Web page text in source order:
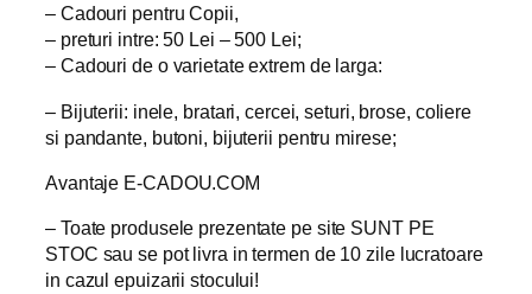
– Cadouri pentru Copii,
– preturi intre: 50 Lei – 500 Lei;
– Cadouri de o varietate extrem de larga:
– Bijuterii: inele, bratari, cercei, seturi, brose, coliere
si pandante, butoni, bijuterii pentru mirese;
Avantaje E-CADOU.COM
– Toate produsele prezentate pe site SUNT PE
STOC sau se pot livra in termen de 10 zile lucratoare
in cazul epuizarii stocului!